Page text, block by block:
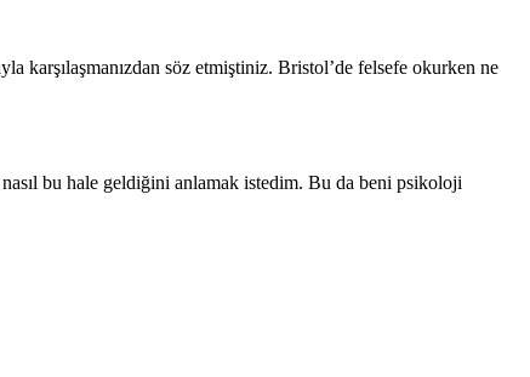
karşılaşmanızdan söz etmiştiniz. Bristol’de felsefe okurken ne
bu hale geldiğini anlamak istedim. Bu da beni psikoloji